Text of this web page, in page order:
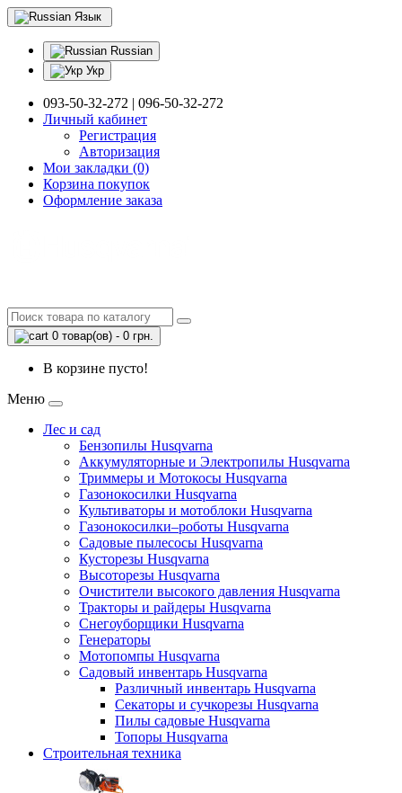
Язык
Russian
Укр
093-50-32-272 | 096-50-32-272
Личный кабинет
Регистрация
Авторизация
Мои закладки (0)
Корзина покупок
Оформление заказа
0 товар(ов) - 0 грн.
В корзине пусто!
Меню
Лес и сад
Бензопилы Husqvarna
Аккумуляторные и Электропилы Нusqvarna
Триммеры и Мотокосы Нusqvarna
Газонокосилки Husqvarna
Культиваторы и мотоблоки Husqvarna
Газонокосилки–роботы Husqvarna
Садовые пылесосы Husqvarna
Кусторезы Husqvarna
Высоторезы Husqvarna
Очистители высокого давления Husqvarna
Тракторы и райдеры Husqvarna
Снегоуборщики Husqvarna
Генераторы
Мотопомпы Husqvarna
Садовый инвентарь Husqvarna
Различный инвентарь Husqvarna
Секаторы и сучкорезы Husqvarna
Пилы садовые Husqvarna
Топоры Husqvarna
Строительная техника